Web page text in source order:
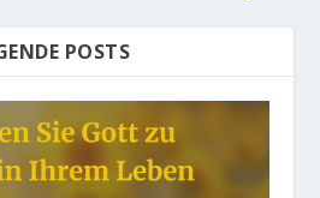
POSTS